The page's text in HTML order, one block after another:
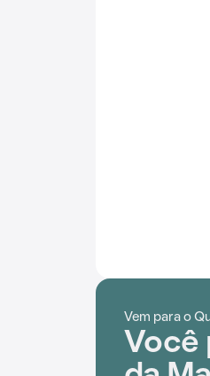
Vem para o
Você